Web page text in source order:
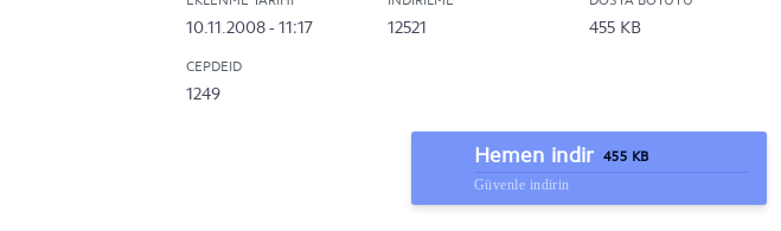
10.11.2008 - 11:17 12521 455 KB
CEPDEID
1249
Hemen indir 455 KB
Güvenle indirin